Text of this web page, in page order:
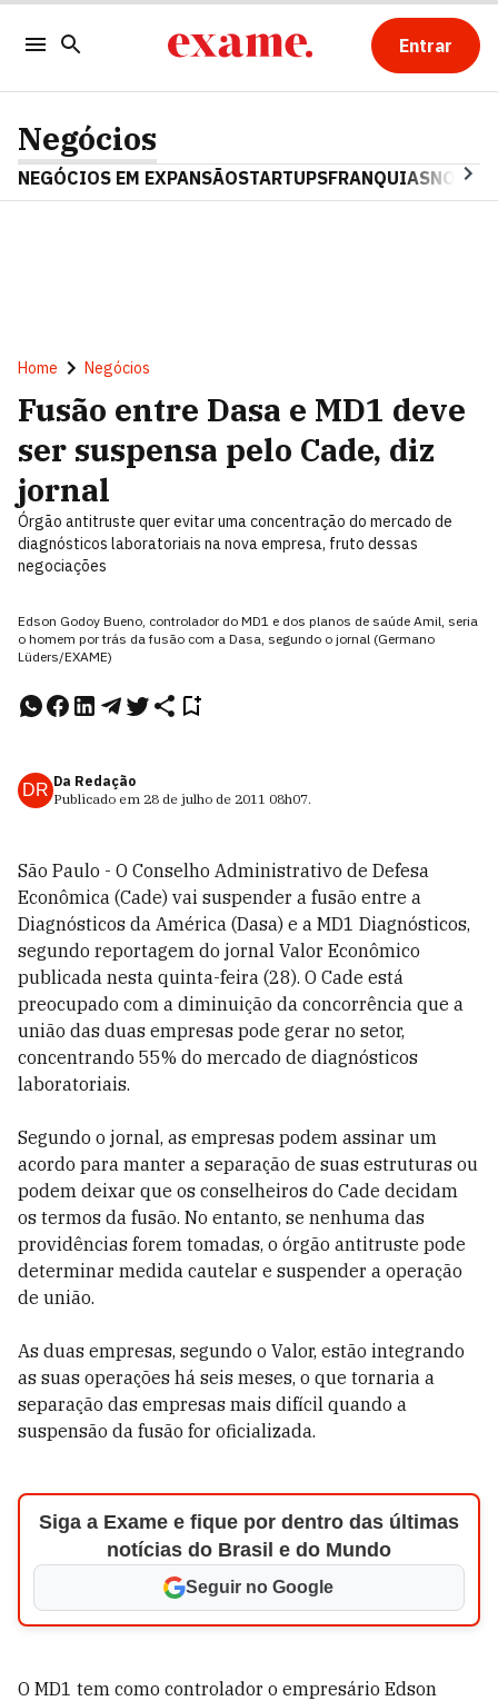
Entrar
Negócios
NEGÓCIOS EM EXPANSÃOSTARTUPSFRANQUIAS
Home Negócios
Fusão entre Dasa e MD1 deve
ser suspensa pelo Cade, diz
jornal
Órgão antitruste quer evitar uma concentração do mercado de
diagnósticos laboratoriais na nova empresa, fruto dessas
negociações
Edson Godoy Bueno, controlador do MD1 e dos planos de saúde Amil, seria
o homem por trás da fusão com a Dasa, segundo o jornal (Germano
Lüders/EXAME)
DR Da Redação
Publicado em 28 de julho de 2011 08h07.
São Paulo - O Conselho Administrativo de Defesa
Econômica (Cade) vai suspender a fusão entre a
Diagnósticos da América (Dasa) e a MD1 Diagnósticos,
segundo reportagem do jornal Valor Econômico
publicada nesta quinta-feira (28). O Cade está
preocupado com a diminuição da concorrência que a
união das duas empresas pode gerar no setor,
concentrando 55% do mercado de diagnósticos
laboratoriais.
Segundo o jornal, as empresas podem assinar um
acordo para manter a separação de suas estruturas ou
podem deixar que os conselheiros do Cade decidam
os termos da fusão. No entanto, se nenhuma das
providências forem tomadas, o órgão antitruste pode
determinar medida cautelar e suspender a operação
de união.
As duas empresas, segundo o Valor, estão integrando
as suas operações há seis meses, o que tornaria a
separação das empresas mais difícil quando a
suspensão da fusão for oficializada.
Siga a Exame e fique por dentro das últimas
notícias do Brasil e do Mundo
Seguir no Google
O MD1 tem como controlador o empresário Edson